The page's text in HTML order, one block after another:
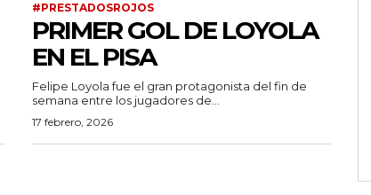
#PRESTADOSROJOS
PRIMER GOL DE LOYOLA
EN EL PISA
Felipe Loyola fue el gran protagonista del fin de
semana entre los jugadores de...
17 febrero, 2026